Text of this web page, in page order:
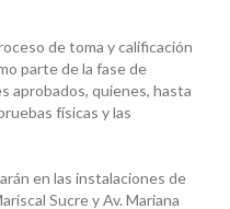
de toma y calificación
parte de la fase de
aprobados, quienes, hasta
físicas y las
en las instalaciones de
Sucre y Av. Mariana